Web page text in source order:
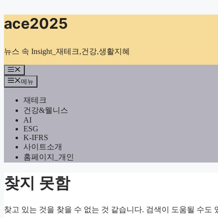
컨
텐
로
너
뛰
기
ace2025
뉴스 속 Insight_재테크,건강,생활지혜
메
뉴
메뉴
재테크
건강&웰니스
AI
ESG
K-IFRS
사이트소개
홈페이지_개인
찾지 못함
찾고 있는 것을 찾을 수 없는 것 같습니다. 검색이 도움될 수도